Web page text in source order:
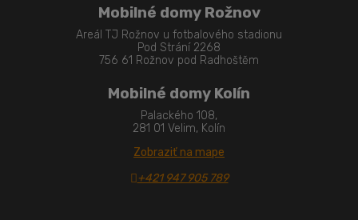
Mobilné domy Rožnov
Areál TJ Rožnov u fotbalového stadionu
Pod Strání 2268
756 61 Rožnov pod Radhoštěm
Mobilné domy Kolín
Palackého 108,
281 01 Velim, Kolín
Zobraziť na mape
+421 947 905 789